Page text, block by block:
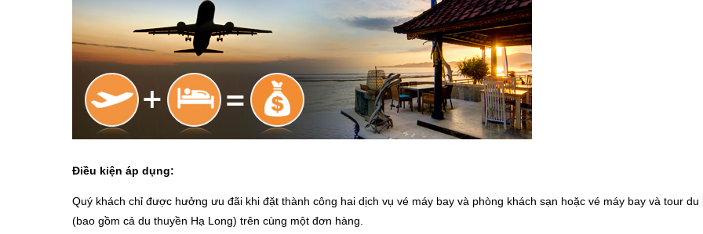
Điều kiện áp dụng:
Quý khách chỉ được hưởng ưu đãi khi đặt thành công hai dịch vụ vé máy bay và phòng khách sạn hoặc vé máy bay và tour du
(bao gồm cả du thuyền Hạ Long) trên cùng một đơn hàng.